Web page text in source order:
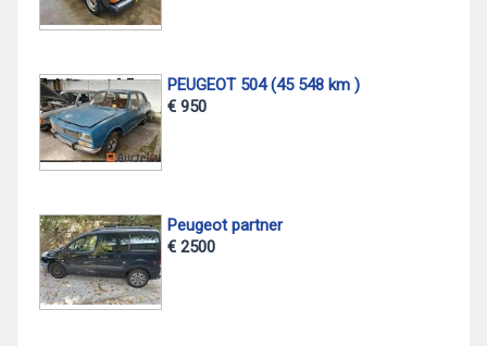
PEUGEOT 504 (45 548 km )
€ 950
Peugeot partner
€ 2500